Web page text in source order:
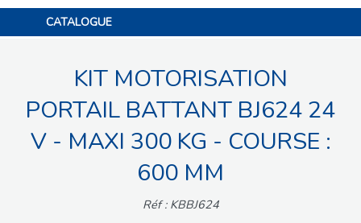
CATALOGUE
MOTORISATIONS
ACCESSOIRES ET ELECTRONIQUES
INTERPHONES VISIOPHONES
KIT MOTORISATION
PORTAIL BATTANT BJ624 24
V - MAXI 300 KG - COURSE :
600 MM
Réf : KBBJ624